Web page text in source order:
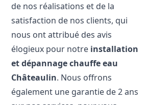
de nos réalisations et de la
satisfaction de nos clients, qui
nous ont attribué des avis
élogieux pour notre installation
et dépannage chauffe eau
Châteaulin. Nous offrons
également une garantie de 2 ans